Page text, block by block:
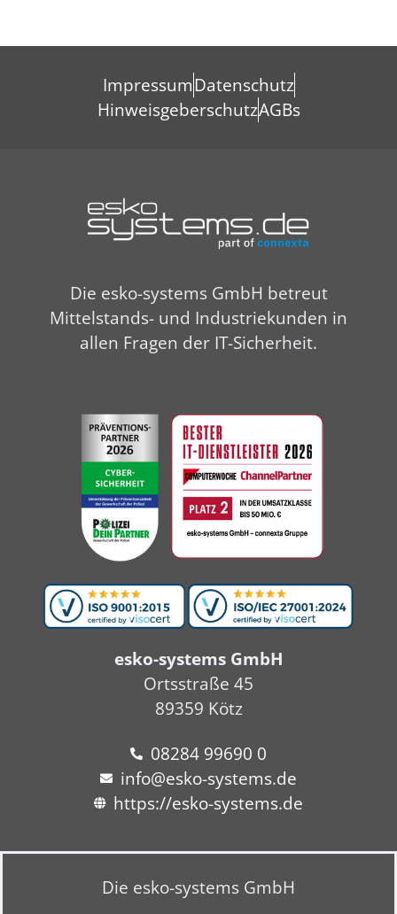
ImpressumDatenschutz
HinweisgeberschutzAGBs
Die esko-systems GmbH betreut
Mittelstands- und Industriekunden in
allen Fragen der IT-Sicherheit.
esko-systems GmbH
Ortsstraße 45
89359 Kötz
08284 99690 0
info@esko-systems.de
https://esko-systems.de
Die esko-systems GmbH